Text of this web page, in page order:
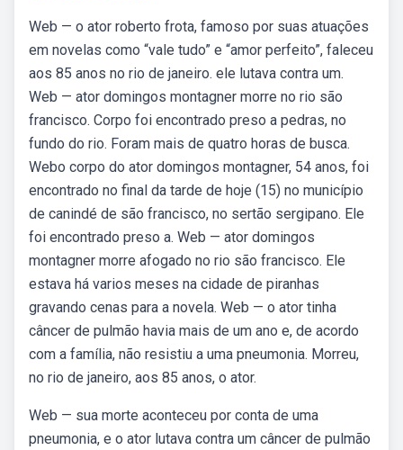
Web — o ator roberto frota, famoso por suas atuações
em novelas como “vale tudo” e “amor perfeito”, faleceu
aos 85 anos no rio de janeiro. ele lutava contra um.
Web — ator domingos montagner morre no rio são
francisco. Corpo foi encontrado preso a pedras, no
fundo do rio. Foram mais de quatro horas de busca.
Webo corpo do ator domingos montagner, 54 anos, foi
encontrado no final da tarde de hoje (15) no município
de canindé de são francisco, no sertão sergipano. Ele
foi encontrado preso a. Web — ator domingos
montagner morre afogado no rio são francisco. Ele
estava há varios meses na cidade de piranhas
gravando cenas para a novela. Web — o ator tinha
câncer de pulmão havia mais de um ano e, de acordo
com a família, não resistiu a uma pneumonia. Morreu,
no rio de janeiro, aos 85 anos, o ator.
Web — sua morte aconteceu por conta de uma
pneumonia, e o ator lutava contra um câncer de pulmão